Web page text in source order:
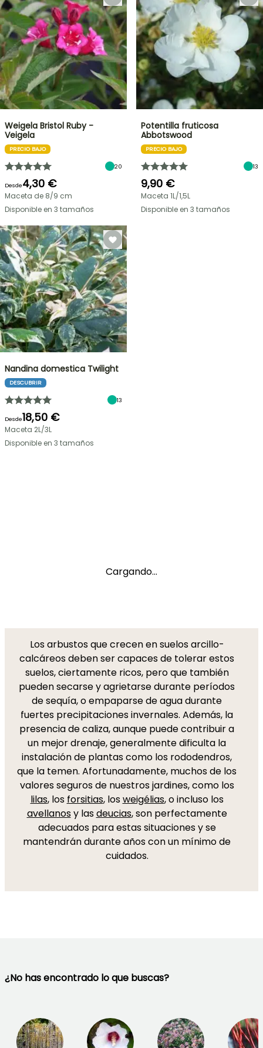
Weigela Bristol Ruby -
Veigela
PRECIO BAJO
20
Desde4,30 €
Maceta de 8/9 cm
Disponible en 3 tamaños
Potentilla fruticosa
Abbotswood
PRECIO BAJO
13
9,90 €
Maceta 1L/1,5L
Disponible en 3 tamaños
Nandina domestica Twilight
DESCUBRIR
13
Desde18,50 €
Maceta 2L/3L
Disponible en 3 tamaños
Cargando...
Los arbustos que crecen en suelos arcillo-
calcáreos deben ser capaces de tolerar estos
suelos, ciertamente ricos, pero que también
pueden secarse y agrietarse durante períodos
de sequía, o empaparse de agua durante
fuertes precipitaciones invernales. Además, la
presencia de caliza, aunque puede contribuir a
un mejor drenaje, generalmente dificulta la
instalación de plantas como los rododendros,
que la temen. Afortunadamente, muchos de los
valores seguros de nuestros jardines, como los
lilas, los forsitias, losweigélias, o incluso los
avellanosy lasdeucias, son perfectamente
adecuados para estas situaciones y se
mantendrán durante años con un mínimo de
cuidados.
¿No has encontrado lo que buscas?